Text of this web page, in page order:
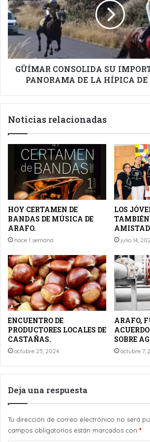
IMPORTANCIA
EN
EL
PANORAMA
DE
LA
HÍPICA
GÜÍMAR CONSOLIDA SU
PANORAMA DE LA HÍPICA
Noticias relacionadas
HOY CERTAMEN DE
BANDAS DE MÚSICA DE
ARAFO.
hace 1 semana
LOS
TAMBIÉN
julio 14,
ENCUENTRO DE
PRODUCTORES LOCALES DE
CASTAÑAS.
octubre 25, 2024
ARAFO,
SOBRE
octubre 7,
Deja una respuesta
Tu dirección de correo electrónico no será
campos obligatorios están marcados con *